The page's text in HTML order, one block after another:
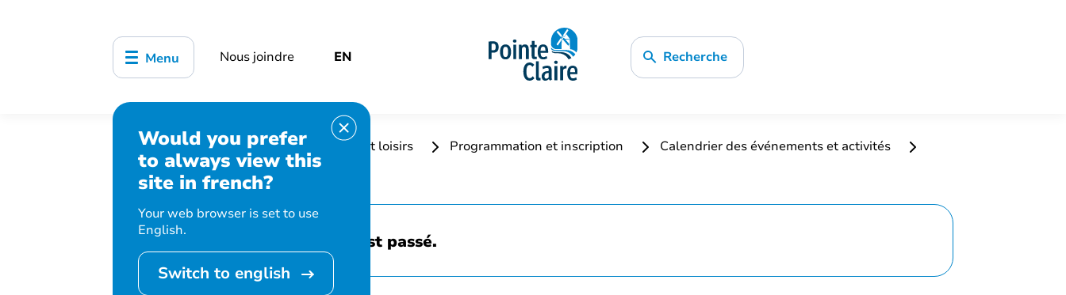
Menu Nous joindre EN Recherche
Would you prefer
to always view this
site in french?
Your web browser is set to use
English.
Switch to english
Accueil Bibliothèque, culture, sports et loisirs Programmation et inscription
Calendrier des événements et activités
Baladi danse oriental
Cet événement est passé.